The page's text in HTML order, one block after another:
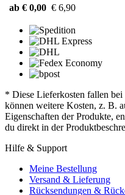
ab € 0,00 € 6,90
* Diese Lieferkosten fallen bei
können weitere Kosten, z. B.
Eigenschaften der Produkte,
du direkt in der
Hilfe & Support
Meine Bestellung
Versand & Lieferung
Rücksendungen &